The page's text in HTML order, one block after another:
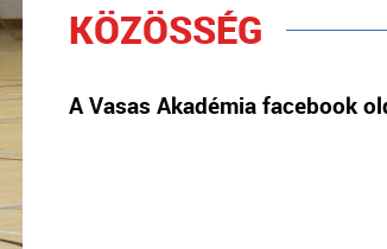
KÖZÖSSÉG
A Vasas Akadémia facebook